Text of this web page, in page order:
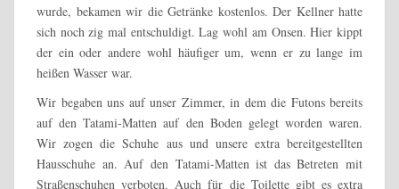
wurde, bekamen wir die Getränke kostenlos. Der Kellner hatte
sich noch zig mal entschuldigt. Lag wohl am Onsen. Hier kippt
der ein oder andere wohl häufiger um, wenn er zu lange im
heißen Wasser war.
Wir begaben uns auf unser Zimmer, in dem die Futons bereits
auf den Tatami-Matten auf den Boden gelegt worden waren.
Wir zogen die Schuhe aus und unsere extra bereitgestellten
Hausschuhe an. Auf den Tatami-Matten ist das Betreten mit
Straßenschuhen verboten. Auch für die Toilette gibt es extra